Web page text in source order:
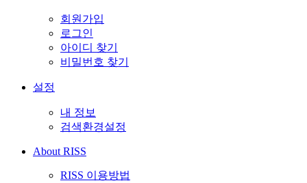
회원가입
로그인
아이디 찾기
비밀번호 찾기
설정
내 정보
검색환경설정
About RISS
RISS 이용방법